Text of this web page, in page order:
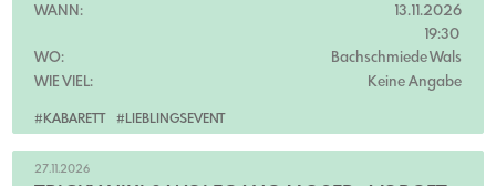
#KABARETT #LIEBLINGSEVENT
WANN:
13.11.2026
19:30
WO:
Bachschmiede Wals
WIE VIEL:
Keine Angabe
27.11.2026